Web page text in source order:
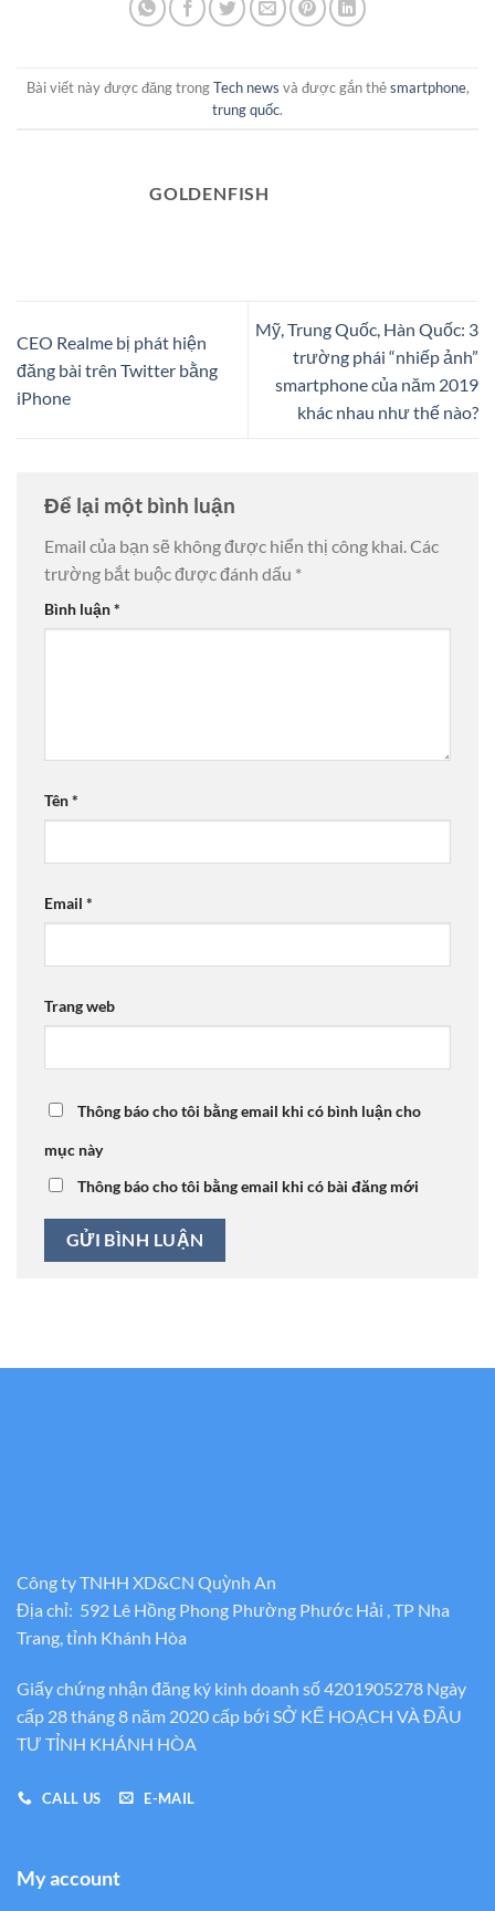
Bài viết này được đăng trongTech news và được gắn thẻsmartphone,
trung quốc.
GOLDENFISH
CEO Realme bị phát hiện
đăng bài trên Twitter bằng
iPhone
Mỹ, Trung Quốc, Hàn Quốc: 3
trường phái “nhiếp ảnh”
smartphone của năm 2019
khác nhau như thế nào?
Để lại một bình luận
Email của bạn sẽ không được hiển thị công khai.Các
trường bắt buộc được đánh dấu *
Bình luận*
Tên*
Email *
Trang web
Thông báo cho tôi bằng email khi có bình luận cho
mục này
Thông báo cho tôi bằng email khi có bài đăng mới
Công ty TNHH XD&CN Quỳnh An
Địa chỉ: 592 Lê Hồng Phong Phường Phước Hải , TP Nha
Trang, tỉnh Khánh Hòa
Giấy chứng nhận đăng ký kinh doanh số 4201905278 Ngày
cấp 28 tháng 8 năm 2020 cấp bới SỞ KẾ HOẠCH VÀ ĐẦU
TƯ TỈNH KHÁNH HÒA
CALL US E-MAIL
My account